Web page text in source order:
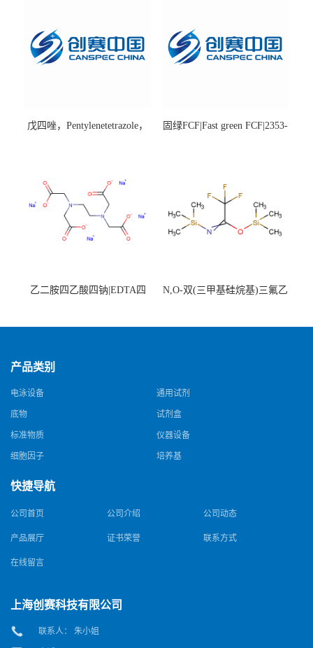
戊四唑，Pentylenetetrazole，
固绿FCF|Fast green FCF|2353-
乙二胺四乙酸四钠|EDTA四
N,O-双(三甲基硅烷基)三氟乙
产品类别
电泳设备 通用试剂
底物 试剂盒
标准物质 仪器设备
细胞因子 培养基
快捷导航
公司首页 公司介绍 公司动态
产品展厅 证书荣誉 联系方式
在线留言
上海创赛科技有限公司
联系人： 朱小姐